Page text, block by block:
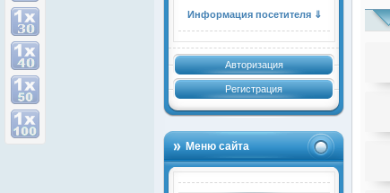
Информация посетителя ⇓
Авторизация
Регистрация
Меню сайта